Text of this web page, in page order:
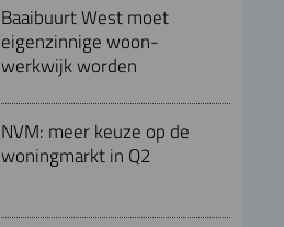
Baaibuurt West moet
eigenzinnige woon-
werkwijk worden
NVM: meer keuze op de
woningmarkt in Q2